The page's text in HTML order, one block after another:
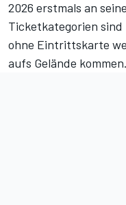
2026 erstmals an
Ticketkategorien
ohne Eintrittskarte
aufs Gelände kommen.